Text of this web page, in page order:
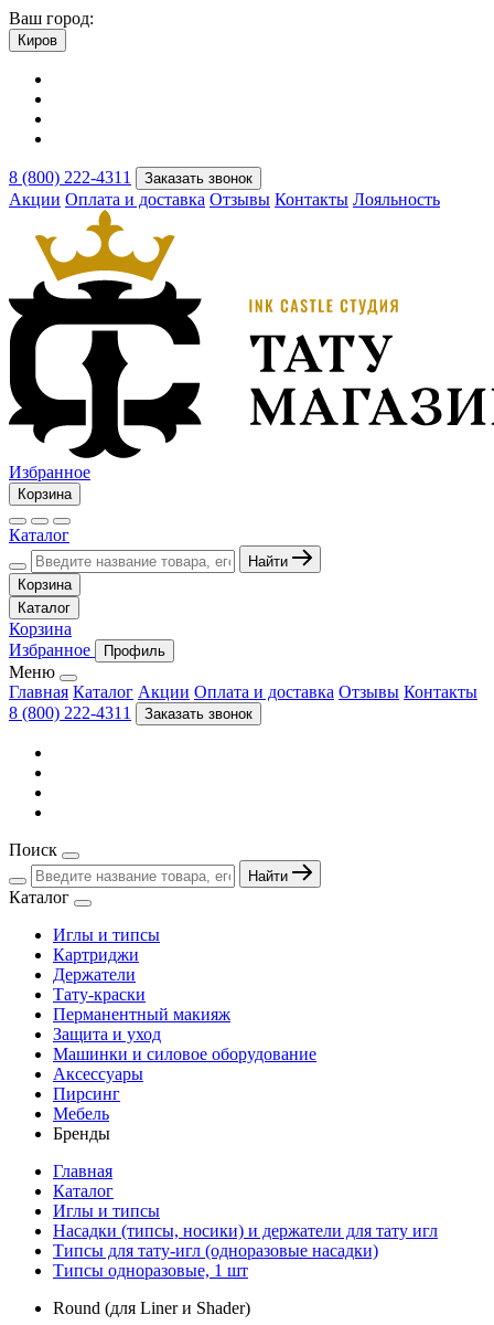
Ваш город:
Киров
8 (800) 222-4311 Заказать звонок
Акции Оплата и доставка Отзывы Контакты Лояльность
Избранное
Корзина
Каталог
Найти
Корзина
Каталог
Корзина
Избранное
Профиль
Меню
Главная Каталог Акции Оплата и доставка Отзывы Контакты
8 (800) 222-4311
Заказать звонок
Поиск
Найти
Каталог
Иглы и типсы
Картриджи
Держатели
Тату-краски
Перманентный макияж
Защита и уход
Машинки и силовое оборудование
Аксессуары
Пирсинг
Мебель
Бренды
Главная
Каталог
Иглы и типсы
Насадки (типсы, носики) и держатели для тату игл
Типсы для тату-игл (одноразовые насадки)
Типсы одноразовые, 1 шт
Round (для Liner и Shader)